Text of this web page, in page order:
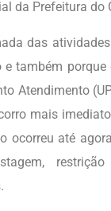
da Prefeitura do
das
também porque
Atendimento
mais
ocorreu até